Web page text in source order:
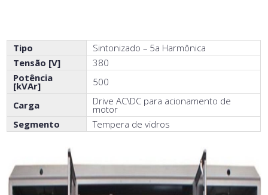
Tipo
Sintonizado – 5a Harmônica
Tensão [V]
380
Potência
[kVAr]
500
Carga
Drive AC\DC para acionamento de
motor
Segmento
Tempera de vidros